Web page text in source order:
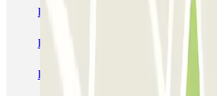
Parking Paris Parking Gare de Lyon
Parking Charles de Gaulle - Roissy
Parking Aéroport Roland Garros La